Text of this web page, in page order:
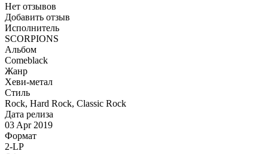
Нет отзывов
Добавить отзыв
Исполнитель
SCORPIONS
Альбом
Comeblack
Жанр
Хеви-метал
Стиль
Rock, Hard Rock, Classic Rock
Дата релиза
03 Apr 2019
Формат
2-LP